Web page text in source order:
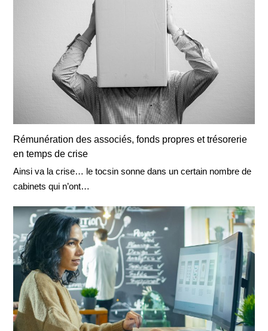
Rémunération des associés, fonds propres et trésorerie
en temps de crise
Ainsi va la crise… le tocsin sonne dans un certain nombre de
cabinets qui n’ont…